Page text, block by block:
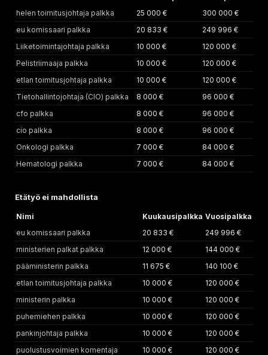
helen toimitusjohtaja palkka
25 000 €
300 000 €
eu komissaari palkka
20 833 €
249 996 €
Liiketoimintajohtaja palkka
10 000 €
120 000 €
Pelistriimaaja palkka
10 000 €
120 000 €
etlan toimitusjohtaja palkka
10 000 €
120 000 €
Tietohallintojohtaja (CIO) palkka
8 000 €
96 000 €
cfo palkka
8 000 €
96 000 €
cio palkka
8 000 €
96 000 €
Onkologi palkka
7 000 €
84 000 €
Hematologi palkka
7 000 € 84 000 €
Etätyö ei mahdollista
Nimi Kuukausipalkka Vuosipalkka
eu komissaari palkka
20 833 €
249 996 €
ministerien palkat palkka
12 000 €
144 000 €
pääministerin palkka
11 675 €
140 100 €
etlan toimitusjohtaja palkka
10 000 €
120 000 €
ministerin palkka
10 000 €
120 000 €
puhemiehen palkka
10 000 €
120 000 €
pankinjohtaja palkka
10 000 €
120 000 €
puolustusvoimien komentaja
10 000 € 120 000 €